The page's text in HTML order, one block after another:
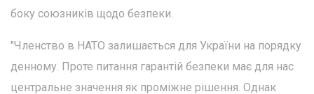
боку союзників щодо безпеки.
"Членство в НАТО залишається для України на порядку
денному. Проте питання гарантій безпеки має для нас
центральне значення як проміжне рішення. Однак